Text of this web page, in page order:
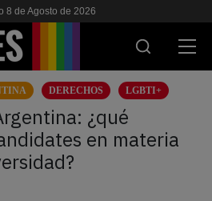
8 de Agosto de 2026
DERECHOS LGBTI+
¿qué
en materia